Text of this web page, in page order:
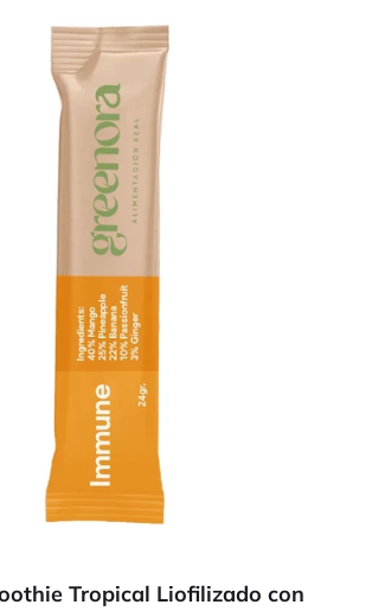
Tropical Liofilizado con